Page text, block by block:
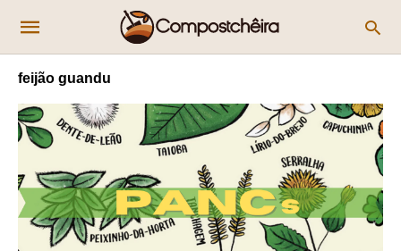
feijão guandu